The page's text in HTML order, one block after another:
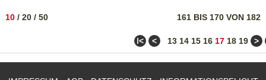
161 BIS 170 VON 182
10 / 20 / 50
ǀ< < 13 14 15 16 17 18 19 >